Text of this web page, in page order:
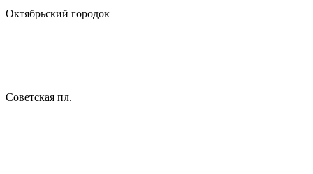
Октябрьский городок
Советская пл.